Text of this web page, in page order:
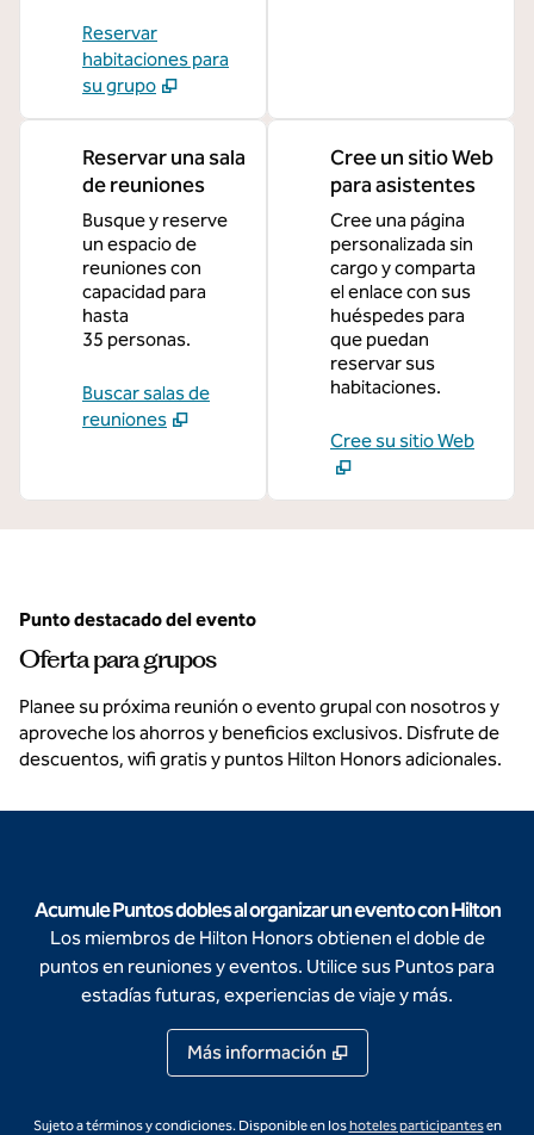
Reservar
habitaciones para
su grupo
Reservar una sala
de reuniones
Busque y reserve
un espacio de
reuniones con
capacidad para
hasta
35 personas.
Buscar salas de
reuniones
Cree un sitio Web
para asistentes
Cree una página
personalizada sin
cargo y comparta
el enlace con sus
huéspedes para
que puedan
reservar sus
habitaciones.
Cree su sitio Web
Punto destacado del evento
Oferta para grupos
Planee su próxima reunión o evento grupal con nosotros y
aproveche los ahorros y beneficios exclusivos. Disfrute de
descuentos, wifi gratis y puntos Hilton Honors adicionales.
Acumule Puntos dobles al organizar un evento con Hilton
Los miembros de Hilton Honors obtienen el doble de
puntos en reuniones y eventos. Utilice sus Puntos para
estadías futuras, experiencias de viaje y más.
Más información
Sujeto a términos y condiciones. Disponible en loshoteles participantes,abre
en